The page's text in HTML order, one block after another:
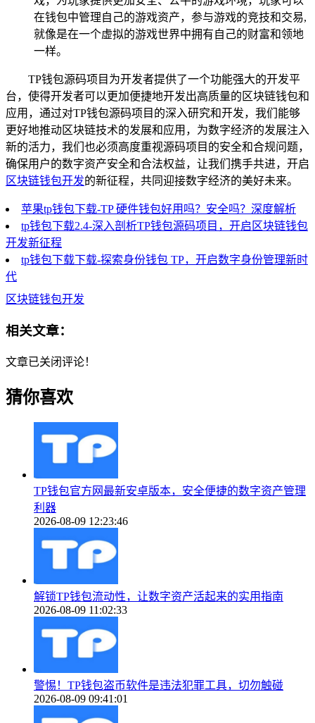
在钱包中管理自己的游戏资产，参与游戏的竞技和交易,
就像是在一个虚拟的游戏世界中拥有自己的财富和领地
一样。
TP钱包源码项目为开发者提供了一个功能强大的开发平
台，使得开发者可以更加便捷地开发出高质量的区块链钱包和
应用，通过对TP钱包源码项目的深入研究和开发，我们能够
更好地推动区块链技术的发展和应用，为数字经济的发展注入
新的活力，我们也必须高度重视源码项目的安全和合规问题，
确保用户的数字资产安全和合法权益，让我们携手共进，开启
区块链钱包开发的新征程，共同迎接数字经济的美好未来。
苹果tp钱包下载-TP 硬件钱包好用吗？安全吗？深度解析
tp钱包下载2.4-深入剖析TP钱包源码项目，开启区块链钱包
开发新征程
tp钱包下载下载-探索身份钱包 TP，开启数字身份管理新时
代
区块链钱包开发
相关文章：
文章已关闭评论！
猜你喜欢
TP钱包官方网最新安卓版本，安全便捷的数字资产管理
利器
2026-08-09 12:23:46
解锁TP钱包流动性，让数字资产活起来的实用指南
2026-08-09 11:02:33
警惕！TP钱包盗币软件是违法犯罪工具，切勿触碰
2026-08-09 09:41:01